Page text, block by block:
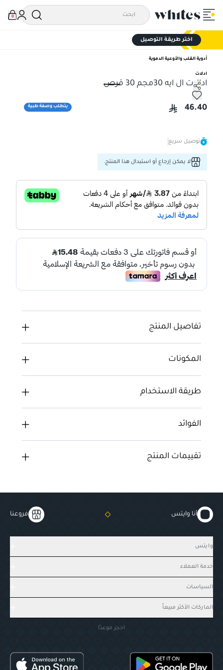
0
اختر طريقة التوصيل
أدوية القلب والأوعية الدموية
ادلات
ادالات ال ايه 30مجم 30 قرص
يتطلب وصفة طبية
ادالات ال ايه 30مجم 30 قرص
46.40
توصيل سريع
لا يمكن إرجاع أو استبدال هذا المنتج.
تفاصيل المنتج
المكونات
طريقة الاستخدام
الفوائد
تقييمات المنتج
أنا وايتس فروعنا
وايتس
خدمة العملاء
السياسات
الماركات الأكثر مبيعاً
احجز موعدًا